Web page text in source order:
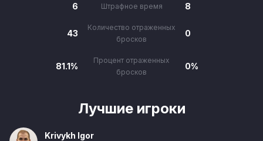
6 Штрафное время 8
43
Количество отраженных
бросков
0
81.1%
Процент отраженных
бросков
0%
Лучшие игроки
Krivykh Igor